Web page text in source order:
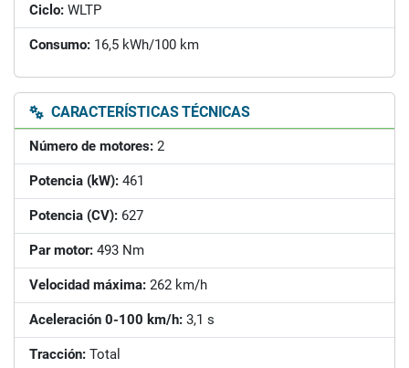
Ciclo: WLTP
Consumo: 16,5 kWh/100 km
CARACTERÍSTICAS TÉCNICAS
Número de motores: 2
Potencia (kW): 461
Potencia (CV): 627
Par motor: 493 Nm
Velocidad máxima: 262 km/h
Aceleración 0-100 km/h: 3,1 s
Tracción: Total